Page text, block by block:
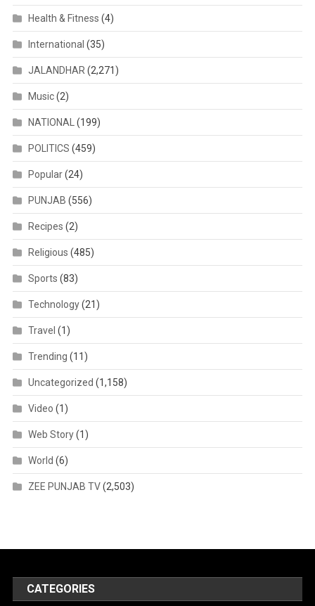
Health & Fitness (4)
International (35)
JALANDHAR(2,271)
Music(2)
NATIONAL(199)
POLITICS (459)
Popular(24)
PUNJAB (556)
Recipes (2)
Religious (485)
Sports (83)
Technology(21)
Travel (1)
Trending (11)
Uncategorized (1,158)
Video (1)
Web Story(1)
World (6)
ZEE PUNJAB TV(2,503)
CATEGORIES